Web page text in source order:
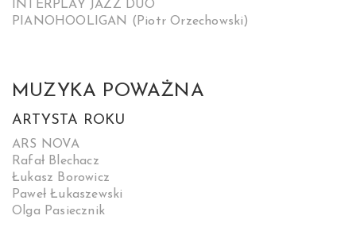
INTERPLAY JAZZ DUO
PIANOHOOLIGAN (Piotr Orzechowski)
MUZYKA POWAŻNA
ARTYSTA ROKU
ARS NOVA
Rafał Blechacz
Łukasz Borowicz
Paweł Łukaszewski
Olga Pasiecznik